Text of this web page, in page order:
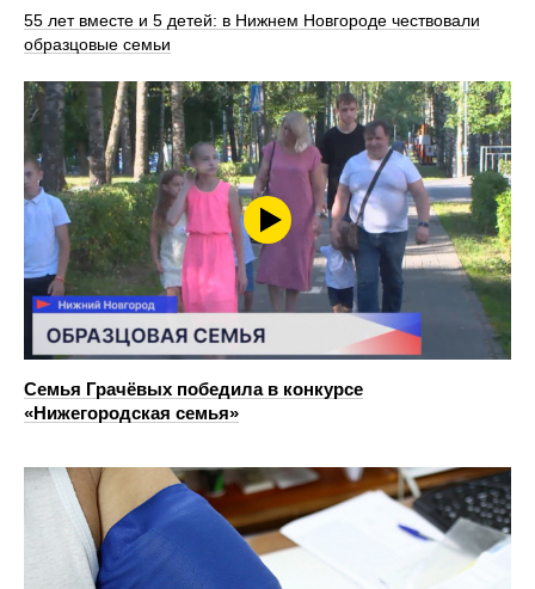
55 лет вместе и 5 детей: в Нижнем Новгороде чествовали
образцовые семьи
Семья Грачёвых победила в конкурсе
«Нижегородская семья»